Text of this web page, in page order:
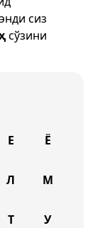
сиз
сўзини
Е Ё
Л М
Т У